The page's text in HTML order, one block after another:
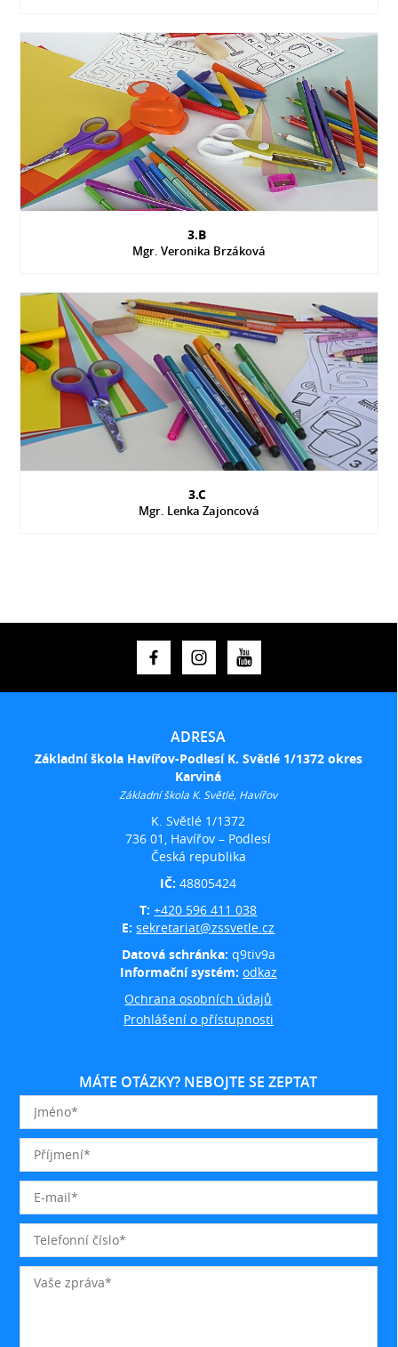
3.B
Mgr. Veronika Brzáková
3.C
Mgr. Lenka Zajoncová
ADRESA
Základní škola Havířov-Podlesí K. Světlé 1/1372 okres
Karviná
Základní škola K. Světlé, Havířov
K. Světlé 1/1372
736 01, Havířov – Podlesí
Česká republika
IČ:48805424
T:+420 596 411 038
E:sekretariat@zssvetle.cz
Datová schránka: q9tiv9a
Informační systém: odkaz
Ochrana osobních údajů
Prohlášení o přístupnosti
MÁTE OTÁZKY? NEBOJTE SE ZEPTAT